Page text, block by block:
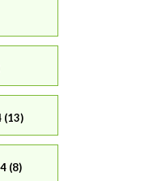
(13)
(8)